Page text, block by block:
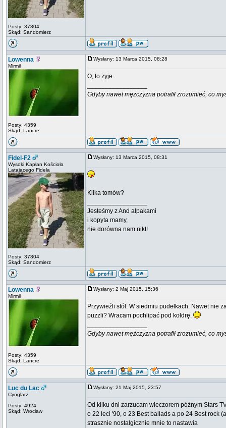
Posty: 37804
Skąd: Sandomierz
Lowenna
Mirmił
Posty: 4359
Skąd: Lancre
Wysłany: 13 Marca 2015, 08:28
O, to żyje.
Gdyby nawet mężczyzna potrafił zrozumieć, co
Fidel-F2
Wysoki Kapłan Kościoła
Latającego Fidela
Posty: 37804
Skąd: Sandomierz
Wysłany: 13 Marca 2015, 08:31
Kilka tomów?
Jesteśmy z And alpakami
i kopyta mamy,
nie dorówna nam nikt!
Lowenna
Mirmił
Posty: 4359
Skąd: Lancre
Wysłany: 2 Maj 2015, 15:36
Przywieźli stół. W siedmiu pudełkach. Nawet nie
puzzli? Wracam pochlipać pod kołdrę.
Gdyby nawet mężczyzna potrafił zrozumieć, co
Luc du Lac
Cynglarz
Posty: 4924
Skąd: Wrocław
Wysłany: 21 Maj 2015, 23:57
Od kilku dni zarzucam wieczorem późnym Stars
o 22 leci '90, o 23 Best ballads a po 24 Best rock
strasznie nostalgicznie mnie to nastawia